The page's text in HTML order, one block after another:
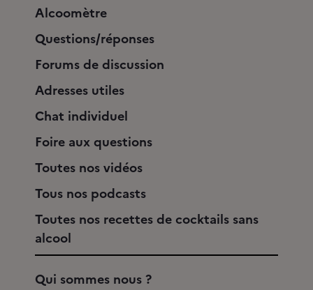
Alcoomètre
Questions/réponses
Forums de discussion
Adresses utiles
Chat individuel
Foire aux questions
Toutes nos vidéos
Tous nos podcasts
Toutes nos recettes de cocktails sans
alcool
Qui sommes nous ?